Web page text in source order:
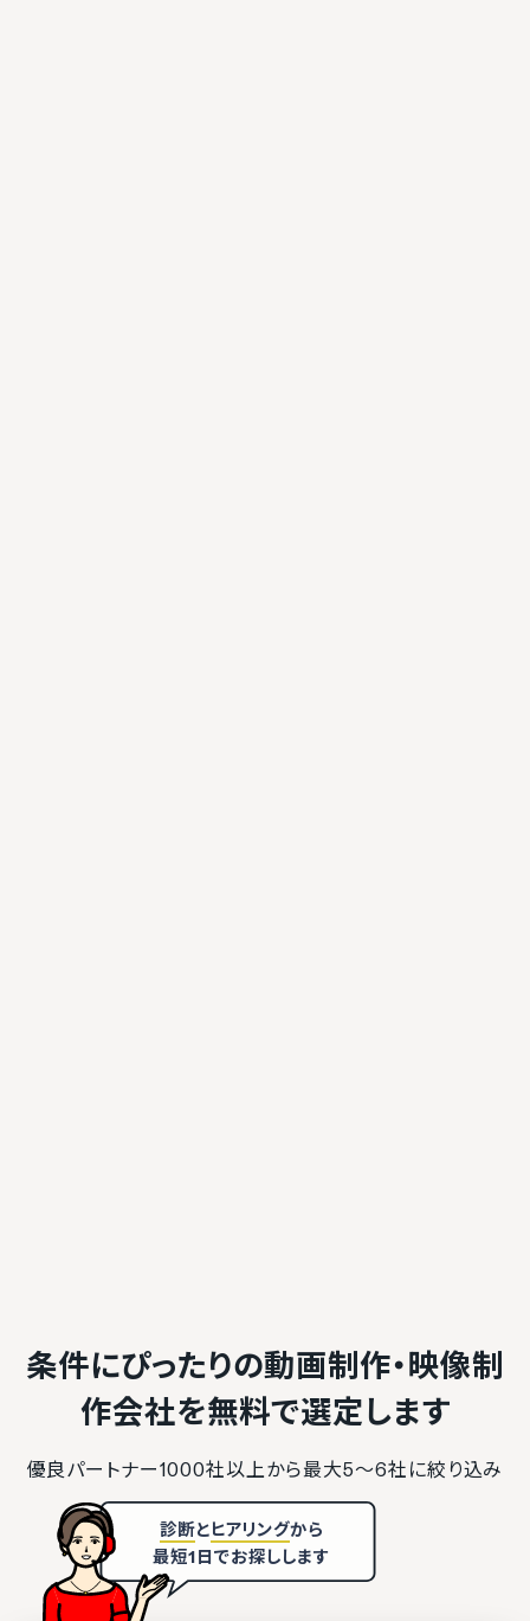
条件にぴったりの動画制作・映像制
作会社を無料で選定します
優良パートナー1000社以上から最大5〜6社に絞り込み
診断とヒアリングから
最短1日でお探しします